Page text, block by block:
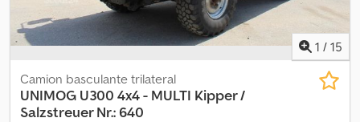
de reboque e 1 engate de bola Veículo em perfeitas condições
Vídeos disponíveis em Reservamo-nos o direito de corrigir
erros/erros de digitação e de vender o veículo a terceiros.
1 / 15
Camion basculante trilateral
UNIMOG U300 4x4 - MULTI Kipper /
Salzstreuer Nr.: 640